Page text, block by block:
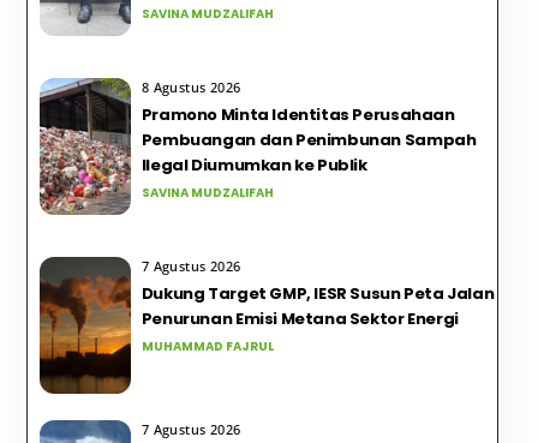
SAVINA MUDZALIFAH
8 Agustus 2026
Pramono Minta Identitas Perusahaan
Pembuangan dan Penimbunan Sampah
Ilegal Diumumkan ke Publik
SAVINA MUDZALIFAH
7 Agustus 2026
Dukung Target GMP, IESR Susun Peta Jalan
Penurunan Emisi Metana Sektor Energi
MUHAMMAD FAJRUL
7 Agustus 2026